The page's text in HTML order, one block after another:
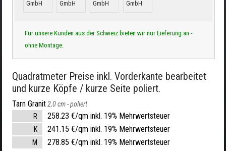
Für unsere Kunden aus der Schweiz bieten wir nur Lieferung an -
ohne Montage.
Quadratmeter Preise inkl. Vorderkante bearbeitet
und kurze Köpfe / kurze Seite poliert.
Tarn Granit2,0 cm -poliert
R
258.23 €/qm inkl. 19% Mehrwertsteuer
K 241.15 €/qm inkl. 19% Mehrwertsteuer
M 278.85 €/qm inkl. 19% Mehrwertsteuer